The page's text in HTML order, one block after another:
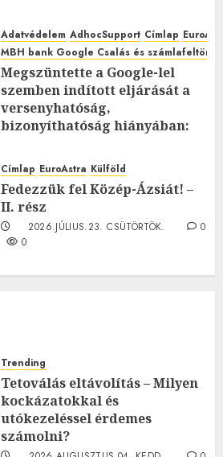
Adatvédelem AdhocSupport Címlap
MBH bank Google Csalás és
Megszüntette a Google-lel
szemben indított eljárását a
versenyhatóság,
bizonyíthatóság hiányában:
2026.JÚLIUS.23. CSÜTÖRTÖK.
0
Címlap EuroAstra Külföld
Fedezzük fel Közép-Ázsiát! –
II. rész
2026.JÚLIUS.23. CSÜTÖRTÖK.
0
0
Trending
Tetoválás eltávolítás – Milyen
kockázatokkal és
utókezeléssel érdemes
számolni?